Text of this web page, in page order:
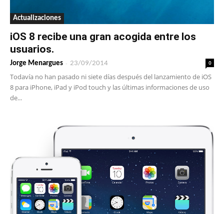
Actualizaciones
iOS 8 recibe una gran acogida entre los
usuarios.
Jorge Menargues - 23/09/2014 0
Todavía no han pasado ni siete días después del lanzamiento de iOS
8 para iPhone, iPad y iPod touch y las últimas informaciones de uso
de...